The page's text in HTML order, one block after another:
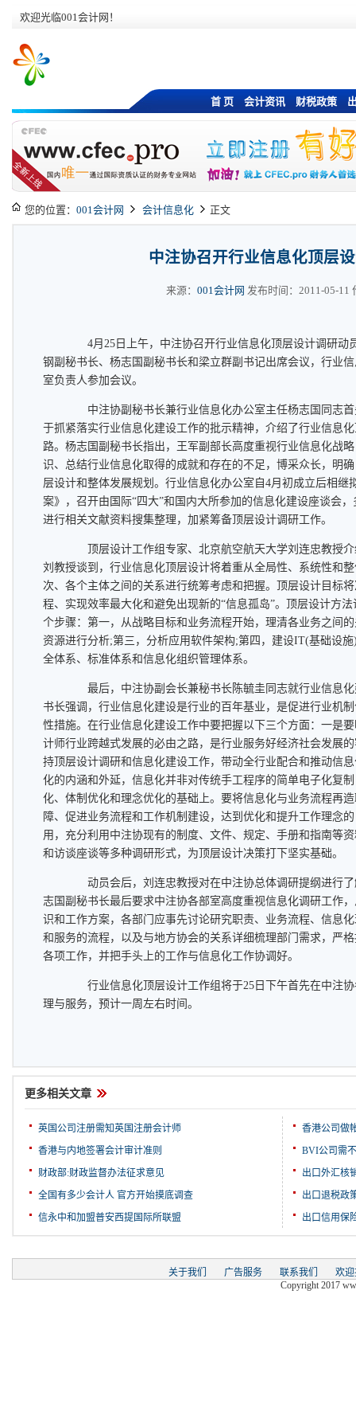
欢迎光临001会计网！
首 页 会计资讯 财税政策
您的位置： 001会计网 会计信息化 正文
中注协召开行业信息化顶层
来源： 001会计网 发布时间：2011-05-11
4月25日上午，中注协召开行业信息化顶层设计调研动
钢副秘书长、杨志国副秘书长和梁立群副书记出席会议，行业
室负责人参加会议。
中注协副秘书长兼行业信息化办公室主任杨志国同志首
于抓紧落实行业信息化建设工作的批示精神，介绍了行业信息
路。杨志国副秘书长指出，王军副部长高度重视行业信息化战
识、总结行业信息化取得的成就和存在的不足，博采众长，明
层设计和整体发展规划。行业信息化办公室自4月初成立后相继
案》，召开由国际“四大”和国内大所参加的信息化建设座谈会
进行相关文献资料搜集整理，加紧筹备顶层设计调研工作。
顶层设计工作组专家、北京航空航天大学刘连忠教授介
刘教授谈到，行业信息化顶层设计将着重从全局性、系统性和
次、各个主体之间的关系进行统筹考虑和把握。顶层设计目标
程、实现效率最大化和避免出现新的“信息孤岛”。顶层设计方
个步骤：第一，从战略目标和业务流程开始，理清各业务之间
资源进行分析;第三，分析应用软件架构;第四，建设IT(基础设
全体系、标准体系和信息化组织管理体系。
最后，中注协副会长兼秘书长陈毓圭同志就行业信息化
书长强调，行业信息化建设是行业的百年基业，是促进行业机
性措施。在行业信息化建设工作中要把握以下三个方面：一是
计师行业跨越式发展的必由之路，是行业服务好经济社会发展
持顶层设计调研和信息化建设工作，带动全行业配合和推动信
化的内涵和外延，信息化并非对传统手工程序的简单电子化复
化、体制优化和理念优化的基础上。要将信息化与业务流程再
障、促进业务流程和工作机制建设，达到优化和提升工作理念
用，充分利用中注协现有的制度、文件、规定、手册和指南等
和访谈座谈等多种调研形式，为顶层设计决策打下坚实基础。
动员会后，刘连忠教授对在中注协总体调研提纲进行了
志国副秘书长最后要求中注协各部室高度重视信息化调研工作
识和工作方案，各部门应事先讨论研究职责、业务流程、信息
和服务的流程，以及与地方协会的关系详细梳理部门需求，严
各项工作，并把手头上的工作与信息化工作协调好。
行业信息化顶层设计工作组将于25日下午首先在中注协
理与服务，预计一周左右时间。
更多相关文章
英国公司注册需知英国注册会计师
香港与内地签署会计审计准则
财政部:财政监督办法征求意见
全国有多少会计人 官方开始摸底调查
信永中和加盟普安西提国际所联盟
香港公司做
BVI公司需
出口外汇核
出口退税政
出口信用保
关于我们 广告服务 联系我们
欢
Copyright 2017